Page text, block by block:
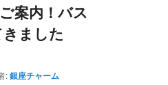
案内！バス
ました
:銀座チャーム